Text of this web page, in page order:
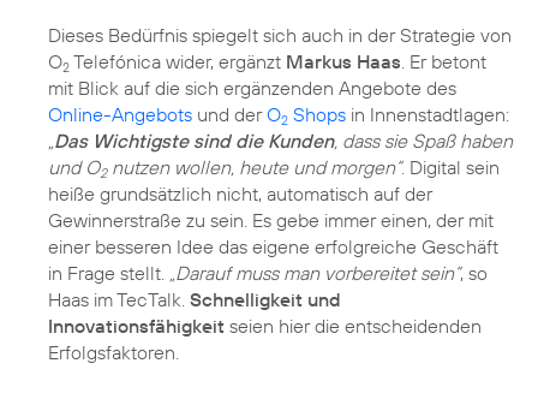
Dieses Bedürfnis spiegelt sich auch in der Strategie von
O2 Telefónica wider, ergänzt Markus Haas . Er betont
mit Blick auf die sich ergänzenden Angebote des
Online-Angebots und derO2 Shops in Innenstadtlagen:
Das Wichtigste sind die Kunden, dass sie Spaß haben
und O2nutzen wollen, heute und morgen“. Digital sein
heiße grundsätzlich nicht, automatisch auf der
Gewinnerstraße zu sein. Es gebe immer einen, der mit
einer besseren Idee das eigene erfolgreiche Geschäft
in Frage stellt.
„Darauf muss man vorbereitet sein“, so
Haas im TecTalk. Schnelligkeit und
Innovationsfähigkeit seien hier die entscheidenden